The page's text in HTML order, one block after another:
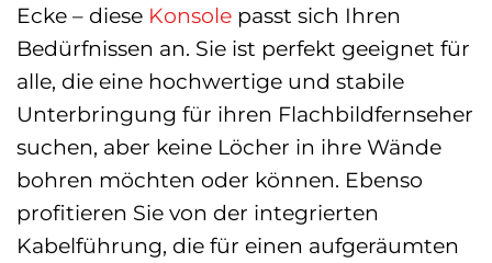
Ecke – diese Konsole passt sich Ihren
Bedürfnissen an. Sie ist perfekt geeignet für
alle, die eine hochwertige und stabile
Unterbringung für ihren Flachbildfernseher
suchen, aber keine Löcher in ihre Wände
bohren möchten oder können. Ebenso
profitieren Sie von der integrierten
Kabelführung, die für einen aufgeräumten